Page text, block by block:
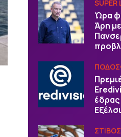
SUPER
Ώρα
Άρη
έδρας
ΣΤΙΒΟΣ